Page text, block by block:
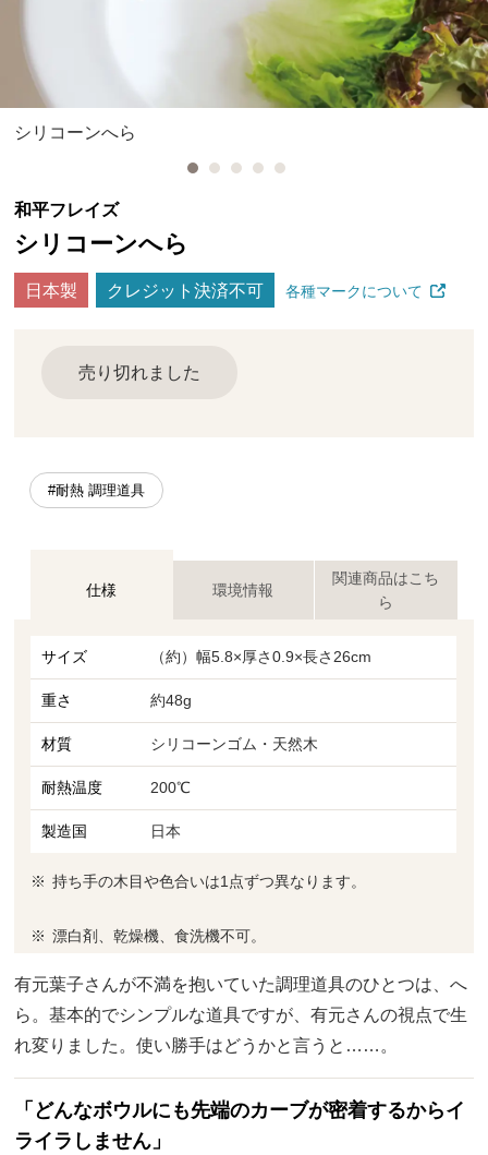
シリコーンへら
和平フレイズ
シリコーンへら
日本製 クレジット決済不可 各種マークについて
売り切れました
#耐熱 調理道具
仕様 環境情報
関連商品はこち
ら
サイズ （約）幅5.8×厚さ0.9×長さ26cm
重さ 約48g
材質 シリコーンゴム・天然木
耐熱温度 200℃
製造国 日本
持ち手の木目や色合いは1点ずつ異なります。
漂白剤、乾燥機、食洗機不可。
有元葉子さんが不満を抱いていた調理道具のひとつは、へ
ら。基本的でシンプルな道具ですが、有元さんの視点で生
れ変りました。使い勝手はどうかと言うと……。
「どんなボウルにも先端のカーブが密着するからイ
ライラしません」